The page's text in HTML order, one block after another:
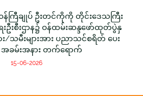
န်ကြီချုပ် ဦးတင်ကိုကို တိုင်းဒေသကြီး
းစီးဌာန၌ ဝန်ထမ်းဆန္ဒဖော်ထုတ်ပွဲနှ
/သမီးများအား ပညာသင်စရိတ် ပေး
အခမ်းအနား တက်ရောက်
15-06-2026